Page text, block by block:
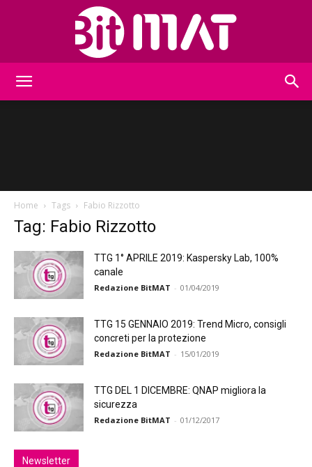
Home Tags Fabio Rizzotto
Tag: Fabio Rizzotto
TTG 1° APRILE 2019: Kaspersky Lab, 100%
canale
Redazione BitMAT - 01/04/2019
TTG 15 GENNAIO 2019: Trend Micro, consigli
concreti per la protezione
Redazione BitMAT - 15/01/2019
TTG DEL 1 DICEMBRE: QNAP migliora la
sicurezza
Redazione BitMAT - 01/12/2017
Newsletter